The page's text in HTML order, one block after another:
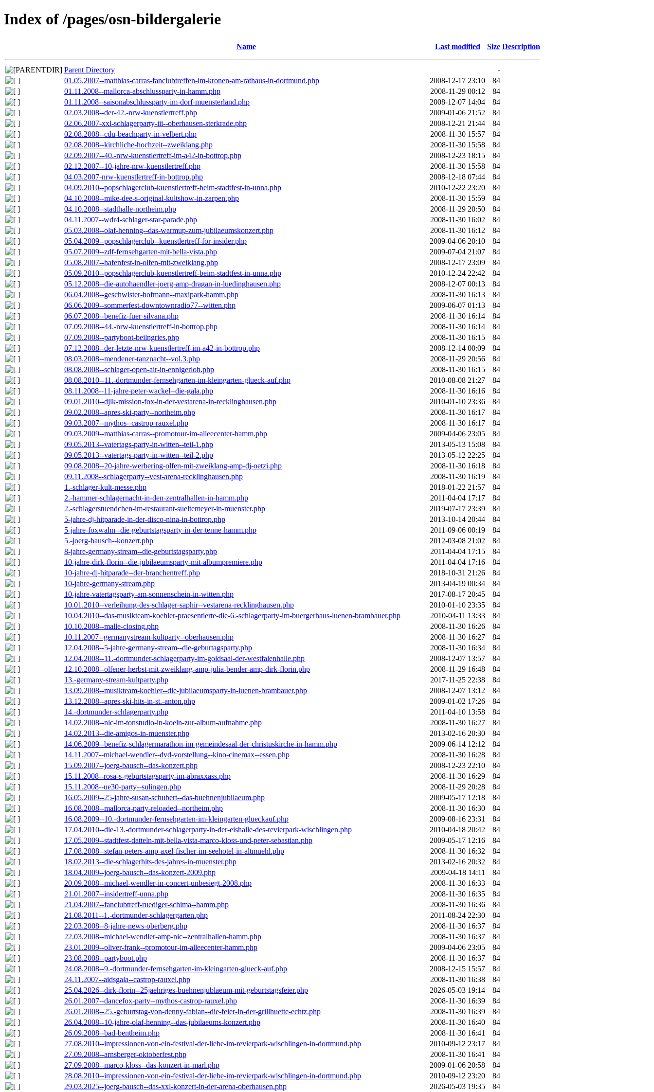
Index of /pages/osn-bildergalerie
Name Last modified Size Description
Parent Directory
-
01.05.2007--matthias-carras-fanclubtreffen-im-kronen-am-rathaus-in-dortmund.php
2008-12-17 23:10
84
01.11.2008--mallorca-abschlussparty-in-hamm.php
2008-11-29 00:12
84
01.11.2008--saisonabschlussparty-im-dorf-muensterland.php
2008-12-07 14:04
84
02.03.2008--der-42.-nrw-kuenstlertreff.php
2009-01-06 21:52
84
02.06.2007-xxl-schlagerparty-iii--oberhausen-sterkrade.php
2008-12-21 21:44
84
02.08.2008--cdu-beachparty-in-velbert.php
2008-11-30 15:57
84
02.08.2008--kirchliche-hochzeit--zweiklang.php
2008-11-30 15:58
84
02.09.2007--40.-nrw-kuenstlertreff-im-a42-in-bottrop.php
2008-12-23 18:15
84
02.12.2007--10-jahre-nrw-kuenstlertreff.php
2008-11-30 15:58
84
04.03.2007-nrw-kuenstlertreff-in-bottrop.php
2008-12-18 07:44
84
04.09.2010--popschlagerclub-kuenstlertreff-beim-stadtfest-in-unna.php
2010-12-22 23:20
84
04.10.2008--mike-dee-s-original-kultshow-in-zarpen.php
2008-11-30 15:59
84
04.10.2008--stadthalle-northeim.php
2008-11-29 20:50
84
04.11.2007--wdr4-schlager-star-parade.php
2008-11-30 16:02
84
05.03.2008--olaf-henning--das-warmup-zum-jubilaeumskonzert.php
2008-11-30 16:12
84
05.04.2009--popschlagerclub--kuenstlertreff-for-insider.php
2009-04-06 20:10
84
05.07.2009--zdf-fernsehgarten-mit-bella-vista.php
2009-07-04 21:07
84
05.08.2007--hafenfest-in-olfen-mit-zweiklang.php
2008-12-17 23:09
84
05.09.2010--popschlagerclub-kuenstlertreff-beim-stadtfest-in-unna.php
2010-12-24 22:42
84
05.12.2008--die-autohaendler-joerg-amp-dragan-in-luedinghausen.php
2008-12-07 00:13
84
06.04.2008--geschwister-hofmann--maxipark-hamm.php
2008-11-30 16:13
84
06.06.2009--sommerfest-downtownradio77--witten.php
2009-06-07 01:13
84
06.07.2008--benefiz-fuer-silvana.php
2008-11-30 16:14
84
07.09.2008--44.-nrw-kuenstlertreff-in-bottrop.php
2008-11-30 16:14
84
07.09.2008--partyboot-beilngries.php
2008-11-30 16:15
84
07.12.2008--der-letzte-nrw-kuenstlertreff-im-a42-in-bottrop.php
2008-12-14 00:09
84
08.03.2008--mendener-tanznacht--vol.3.php
2008-11-29 20:56
84
08.08.2008--schlager-open-air-in-ennigerloh.php
2008-11-30 16:15
84
08.08.2010--11.-dortmunder-fernsehgarten-im-kleingarten-glueck-auf.php
2010-08-08 21:27
84
08.11.2008--11-jahre-peter-wackel--die-gala.php
2008-11-30 16:16
84
09.01.2010--djlk-mission-fox-in-der-vestarena-in-recklinghausen.php
2010-01-10 23:36
84
09.02.2008--apres-ski-party--northeim.php
2008-11-30 16:17
84
09.03.2007--mythos--castrop-rauxel.php
2008-11-30 16:17
84
09.03.2009--matthias-carras--promotour-im-alleecenter-hamm.php
2009-04-06 23:05
84
09.05.2013--vatertags-party-in-witten--teil-1.php
2013-05-13 15:08
84
09.05.2013--vatertags-party-in-witten--teil-2.php
2013-05-12 22:25
84
09.08.2008--20-jahre-werbering-olfen-mit-zweiklang-amp-dj-oetzi.php
2008-11-30 16:18
84
09.11.2008--schlagerparty--vest-arena-recklinghausen.php
2008-11-30 16:19
84
1.-schlager-kult-messe.php
2018-01-22 21:57
84
2.-hammer-schlagernacht-in-den-zentralhallen-in-hamm.php
2011-04-04 17:17
84
2.-schlagerstuendchen-im-restaurant-sueltemeyer-in-muenster.php
2019-07-17 23:39
84
5-jahre-dj-hitparade-in-der-disco-nina-in-bottrop.php
2013-10-14 20:44
84
5-jahre-foxwahn--die-geburtstagsparty-in-der-tenne-hamm.php
2011-09-06 00:19
84
5.-joerg-bausch--konzert.php
2012-03-08 21:02
84
8-jahre-germany-stream--die-geburtstagsparty.php
2011-04-04 17:15
84
10-jahre-dirk-florin--die-jubilaeumsparty-mit-albumpremiere.php
2011-04-04 17:16
84
10-jahre-dj-hitparade--der-branchentreff.php
2018-10-31 21:26
84
10-jahre-germany-stream.php
2013-04-19 00:34
84
10-jahre-vatertagsparty-am-sonnenschein-in-witten.php
2017-08-17 20:45
84
10.01.2010--verleihung-des-schlager-saphir--vestarena-recklinghausen.php
2010-01-10 23:35
84
10.04.2010--das-musikteam-koehler-praesentierte-die-6.-schlagerparty-im-buergerhaus-luenen-brambauer.php
2010-04-11 13:33
84
10.10.2008--malle-closing.php
2008-11-30 16:26
84
10.11.2007--germanystream-kultparty--oberhausen.php
2008-11-30 16:27
84
12.04.2008--5-jahre-germany-stream--die-geburtagsparty.php
2008-11-30 16:34
84
12.04.2008--11.-dortmunder-schlagerparty-im-goldsaal-der-westfalenhalle.php
2008-12-07 13:57
84
12.10.2008--olfener-herbst-mit-zweiklang-amp-julia-bender-amp-dirk-florin.php
2008-11-29 16:48
84
13.-germany-stream-kultparty.php
2017-11-25 22:38
84
13.09.2008--musikteam-koehler--die-jubilaeumsparty-in-luenen-brambauer.php
2008-12-07 13:12
84
13.12.2008--apres-ski-hits-in-st.-anton.php
2009-01-02 17:26
84
14.-dortmunder-schlagerparty.php
2011-04-10 13:58
84
14.02.2008--nic-im-tonstudio-in-koeln-zur-album-aufnahme.php
2008-11-30 16:27
84
14.02.2013--die-amigos-in-muenster.php
2013-02-16 20:30
84
14.06.2009--benefiz-schlagermarathon-im-gemeindesaal-der-christuskirche-in-hamm.php
2009-06-14 12:12
84
14.11.2007--michael-wendler--dvd-vorstellung--kino-cinemax--essen.php
2008-11-30 16:28
84
15.09.2007--joerg-bausch--das-konzert.php
2008-12-23 22:10
84
15.11.2008--rosa-s-geburtstagsparty-im-abraxxass.php
2008-11-30 16:29
84
15.11.2008--ue30-party--sulingen.php
2008-11-29 20:28
84
16.05.2009--25-jahre-susan-schubert--das-buehnenjubilaeum.php
2009-05-17 12:18
84
16.08.2008--mallorca-party-reloaded--northeim.php
2008-11-30 16:30
84
16.08.2009--10.-dortmunder-fernsehgarten-im-kleingarten-glueckauf.php
2009-08-16 23:31
84
17.04.2010--die-13.-dortmunder-schlagerparty-in-der-eishalle-des-revierpark-wischlingen.php
2010-04-18 20:42
84
17.05.2009--stadtfest-datteln-mit-bella-vista-marco-kloss-und-peter-sebastian.php
2009-05-17 12:16
84
17.08.2008--stefan-peters-amp-axel-fischer-im-seehotel-in-altmuehl.php
2008-11-30 16:32
84
18.02.2013--die-schlagerhits-des-jahres-in-muenster.php
2013-02-16 20:32
84
18.04.2009--joerg-bausch--das-konzert-2009.php
2009-04-18 14:11
84
20.09.2008--michael-wendler-in-concert-unbesiegt-2008.php
2008-11-30 16:33
84
21.01.2007--insidertreff-unna.php
2008-11-30 16:35
84
21.04.2007--fanclubtreff-ruediger-schima--hamm.php
2008-11-30 16:36
84
21.08.2011--1.-dortmunder-schlagergarten.php
2011-08-24 22:30
84
22.03.2008--8-jahre-news-oberberg.php
2008-11-30 16:37
84
22.03.2008--michael-wendler-amp-nic--zentralhallen-hamm.php
2008-11-30 16:37
84
23.01.2009--oliver-frank--promotour-im-alleecenter-hamm.php
2009-04-06 23:05
84
23.08.2008--partyboot.php
2008-11-30 16:37
84
24.08.2008--9.-dortmunder-fernsehgarten-im-kleingarten-glueck-auf.php
2008-12-15 15:57
84
24.11.2007--aidsgala--castrop-rauxel.php
2008-11-30 16:38
84
25.04.2026--dirk-florin--25jaehriges-buehnenjublaeum-mit-geburtstagsfeier.php
2026-05-03 19:14
84
26.01.2007--dancefox-party--mythos-castrop-rauxel.php
2008-11-30 16:39
84
26.01.2008--25.-geburtstag-von-denny-fabian--die-feier-in-der-grillhuette-echtz.php
2008-11-30 16:39
84
26.04.2008--10-jahre-olaf-henning--das-jubilaeums-konzert.php
2008-11-30 16:40
84
26.09.2008--bad-bentheim.php
2008-11-30 16:41
84
27.08.2010--impressionen-von-ein-festival-der-liebe-im-revierpark-wischlingen-in-dortmund.php
2010-09-12 23:17
84
27.09.2008--arnsberger-oktoberfest.php
2008-11-30 16:41
84
27.09.2008--marco-kloss--das-konzert-in-marl.php
2009-01-06 20:58
84
28.08.2010--impressionen-von-ein-festival-der-liebe-im-revierpark-wischlingen-in-dortmund.php
2010-09-12 23:20
84
29.03.2025--joerg-bausch--das-xxl-konzert-in-der-arena-oberhausen.php
2026-05-03 19:35
84